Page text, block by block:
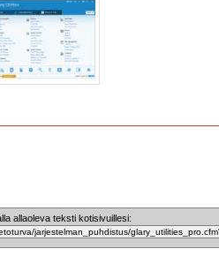
allaoleva teksti kotisivuillesi: